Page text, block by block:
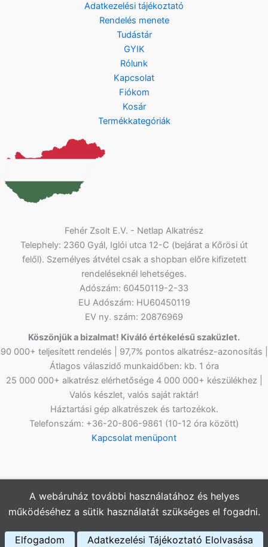
Adatkezelési tájékoztató
Rendelés menete
Tudástár
GYIK
Rólunk
Kapcsolat
Fiókom
Kosár
Termékkategóriák
Fehér Zsolt E.V. - Netlap Alkatrész
Telephely: 2360 Gyál, Iglói utca 12-C (bejárat a Kőrösi út
felől). Személyes átvétel csak a shopban előre kifizetett
rendeléseknél lehetséges.
Adószám: 60450119-2-33
EU Adószám: HU60450119
EV ny. szám: 20876969
Köszönjük a bizalmat! Kiváló értékelésű szaküzlet.
90 000+ teljesített rendelés | 97,7% pontos alkatrész-azonosítás |
Átlagos válaszidő munkaidőben: kb. 1 óra
25 000 000+ alkatrész elérhetősége 4 000 000+ készülékhez |
Valós készlet, valós saját raktár!
Háztartási gép alkatrészek és tartozékok.
Telefonszám: +36-20-806-9861 (10-12 óra között)
Kapcsolat menüpont
Copyright © 2026Netlap AlkatrészWebshopunkban az árak
bruttó értékűek, az ÁFÁ-t tartalmazzák.
A webáruház további használatához és helyes
működéséhez a sütik használatát szükséges el fogadni.
Elfogadom Adatkezelési Tájékoztató Elolvasása